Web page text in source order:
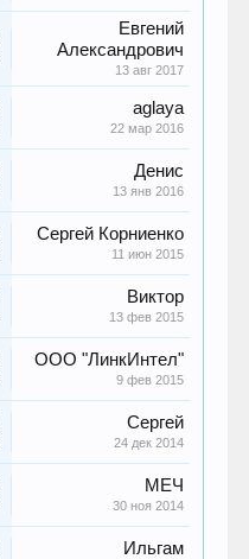
Евгений
Александрович
13 авг 2017
aglaya
22 мар 2016
Денис
13 янв 2016
Сергей Корниенко
11 июн 2015
Виктор
13 фев 2015
ООО "ЛинкИнтел"
9 фев 2015
Сергей
24 дек 2014
МЕЧ
30 ноя 2014
Ильгам